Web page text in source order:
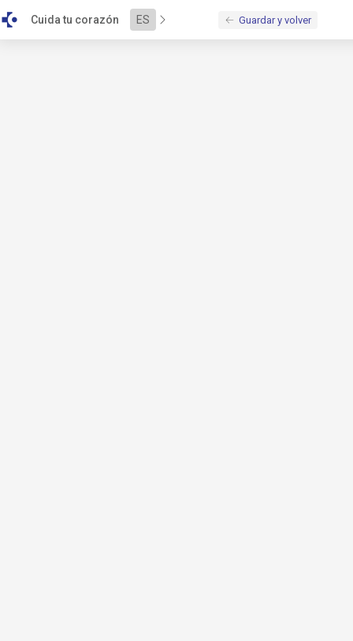
Cuida tu corazón ES Guardar y volver
\u003Cscript\u0020src\u003D\u0022\/bundles\/alejandria\/